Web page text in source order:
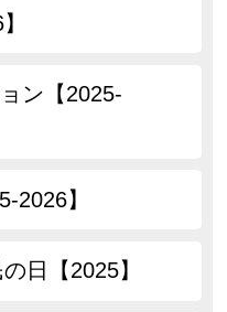
ン【2025-
2026】
日【2025】